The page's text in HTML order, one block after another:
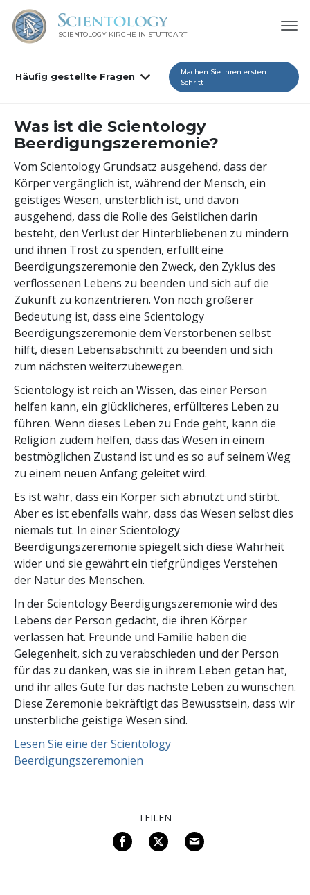
SCIENTOLOGY KIRCHE IN STUTTGART
Häufig gestellte Fragen
Machen Sie Ihren ersten
Schritt
Was ist die Scientology
Beerdigungszeremonie?
Vom Scientology Grundsatz ausgehend, dass der
Körper vergänglich ist, während der Mensch, ein
geistiges Wesen, unsterblich ist, und davon
ausgehend, dass die Rolle des Geistlichen darin
besteht, den Verlust der Hinterbliebenen zu mindern
und ihnen Trost zu spenden, erfüllt eine
Beerdigungszeremonie den Zweck, den Zyklus des
verflossenen Lebens zu beenden und sich auf die
Zukunft zu konzentrieren. Von noch größerer
Bedeutung ist, dass eine Scientology
Beerdigungszeremonie dem Verstorbenen selbst
hilft, diesen Lebensabschnitt zu beenden und sich
zum nächsten weiterzubewegen.
Scientology ist reich an Wissen, das einer Person
helfen kann, ein glücklicheres, erfüllteres Leben zu
führen. Wenn dieses Leben zu Ende geht, kann die
Religion zudem helfen, dass das Wesen in einem
bestmöglichen Zustand ist und es so auf seinem Weg
zu einem neuen Anfang geleitet wird.
Es ist wahr, dass ein Körper sich abnutzt und stirbt.
Aber es ist ebenfalls wahr, dass das Wesen selbst dies
niemals tut. In einer Scientology
Beerdigungszeremonie spiegelt sich diese Wahrheit
wider und sie gewährt ein tiefgründiges Verstehen
der Natur des Menschen.
In der Scientology Beerdigungszeremonie wird des
Lebens der Person gedacht, die ihren Körper
verlassen hat. Freunde und Familie haben die
Gelegenheit, sich zu verabschieden und der Person
für das zu danken, was sie in ihrem Leben getan hat,
und ihr alles Gute für das nächste Leben zu wünschen.
Diese Zeremonie bekräftigt das Bewusstsein, dass wir
unsterbliche geistige Wesen sind.
Lesen Sie eine der Scientology
Beerdigungszeremonien
TEILEN